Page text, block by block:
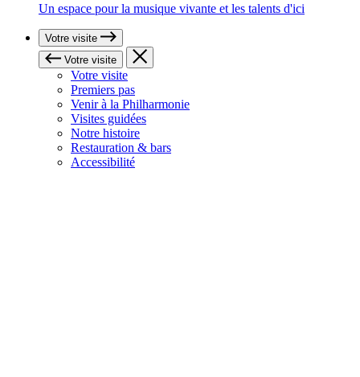
Un espace pour la musique vivante et les talents d'ici
Votre visite
Votre visite
Votre visite
Premiers pas
Venir à la Philharmonie
Visites guidées
Notre histoire
Restauration & bars
Accessibilité